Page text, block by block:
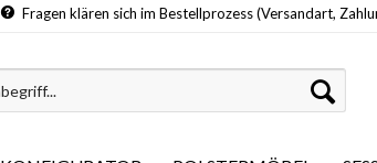
Fragen klären sich im Bestellprozess (Versandart,